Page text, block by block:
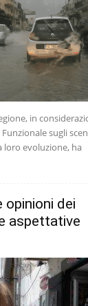
in
sugli
loro evoluzione, ha
opinioni dei
aspettative